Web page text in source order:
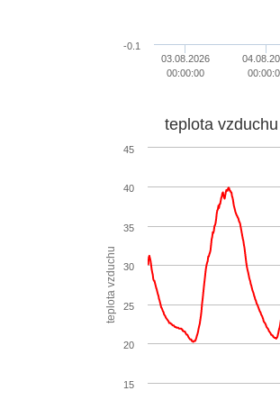
03.08.2026
00:00:00
-0.1
teplota vzduchu
teplota vzduchu
15
20
25
30
35
40
45